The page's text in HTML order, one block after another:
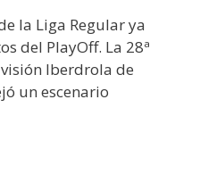
la Liga Regular ya
del PlayOff. La 28ª
Iberdrola de
un escenario